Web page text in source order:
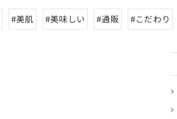
#美肌 #美味しい #通販 #こだわり